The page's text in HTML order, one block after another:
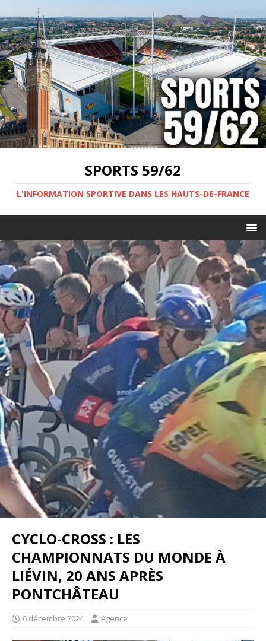
SPORTS 59/62
L'INFORMATION SPORTIVE DANS LES HAUTS-DE-FRANCE
CYCLO-CROSS : LES
CHAMPIONNATS DU MONDE À
LIÉVIN, 20 ANS APRÈS
PONTCHÂTEAU
6 décembre 2024 Agence